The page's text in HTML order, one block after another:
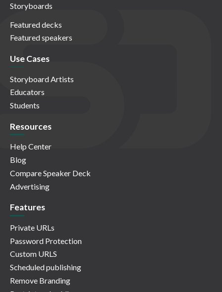
Storyboards
Featured decks
Featured speakers
Use Cases
Storyboard Artists
Educators
Students
Resources
Help Center
Blog
Compare Speaker Deck
Advertising
Features
Private URLs
Password Protection
Custom URLS
Scheduled publishing
Remove Branding